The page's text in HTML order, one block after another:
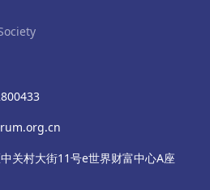
关村大街11号e世界财富中心A座